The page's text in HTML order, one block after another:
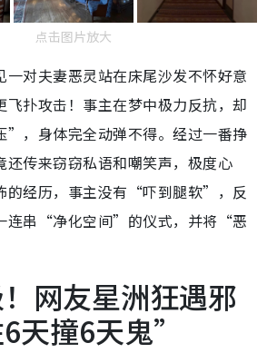
点击图片放大
一对夫妻恶灵站在床尾沙发不怀好意
飞扑攻击！事主在梦中极力反抗，却
，身体完全动弹不得。经过一番挣
还传来窃窃私语和嘲笑声，极度心
的经历，事主没有“吓到腿软”，反
连串“净化空间”的仪式，并将“恶
网友星洲狂遇邪
天撞6天鬼”